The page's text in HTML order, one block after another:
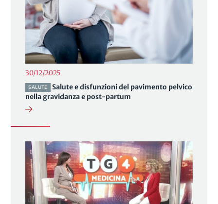
30/12/2025
SALUTE
Salute e disfunzioni del pavimento pelvico
nella gravidanza e post-partum